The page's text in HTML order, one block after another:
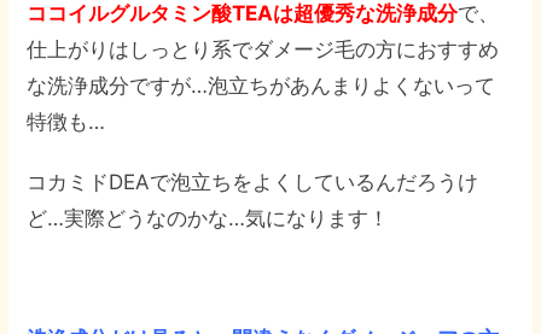
ココイルグルタミン酸TEAは超優秀な洗浄成分で、
仕上がりはしっとり系でダメージ毛の方におすすめ
な洗浄成分ですが…泡立ちがあんまりよくないって
特徴も…
コカミドDEAで泡立ちをよくしているんだろうけ
ど…実際どうなのかな…気になります！